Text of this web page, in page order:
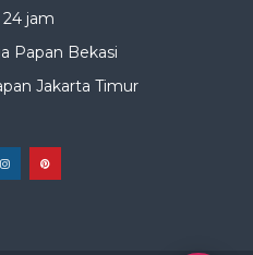
jam
Papan Bekasi
Jakarta Timur